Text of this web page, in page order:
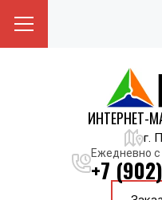
ИНТЕРНЕТ-
г.
Ежедневно с
+7